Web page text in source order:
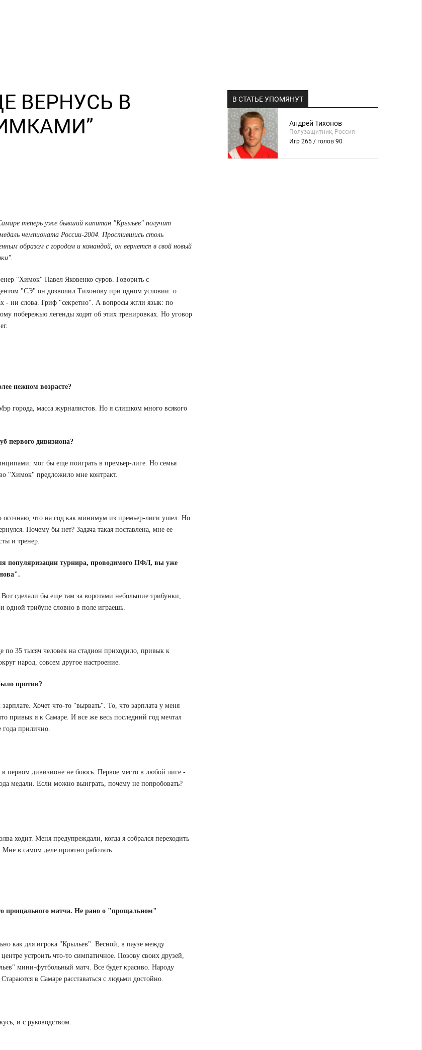
ВЕРНУСЬ В
теперь уже бывший капитан "Крыльев" получит
чемпионата России-2004. Простившись столь
образом с городом и командой, он вернется в свой новый
"Химок" Павел Яковенко суров. Говорить с
"СЭ" он дозволил Тихонову при одном условии: о
- ни слова. Гриф "секретно". А вопросы жгли язык: по
побережью легенды ходят об этих тренировках. Но уговор
нежном возрасте?
города, масса журналистов. Но я слишком много всякого
первого дивизиона?
мог бы еще поиграть в премьер-лиге. Но семья
"Химок" предложило мне контракт.
осознаю, что на год как минимум из премьер-лиги ушел. Но
Почему бы нет? Задача такая поставлена, мне ее
и тренер.
популяризации турнира, проводимого ПФЛ, вы уже
сделали бы еще там за воротами небольшие трибунки,
одной трибуне словно в поле играешь.
по 35 тысяч человек на стадион приходило, привык к
народ, совсем другое настроение.
против?
Хочет что-то "вырвать". То, что зарплата у меня
привык я к Самаре. И все же весь последний год мечтал
года прилично.
первом дивизионе не боюсь. Первое место в любой лиге -
медали. Если можно выиграть, почему не попробовать?
ходит. Меня предупреждали, когда я собрался переходить
в самом деле приятно работать.
прощального матча. Не рано о "прощальном"
как для игрока "Крыльев". Весной, в паузе между
устроить что-то симпатичное. Позову своих друзей,
мини-футбольный матч. Все будет красиво. Народу
в Самаре расставаться с людьми достойно.
и с руководством.
В СТАТЬЕ УПОМЯНУТ
Андрей Тихонов
Полузащитник, Россия
Игр 265 / голов 90